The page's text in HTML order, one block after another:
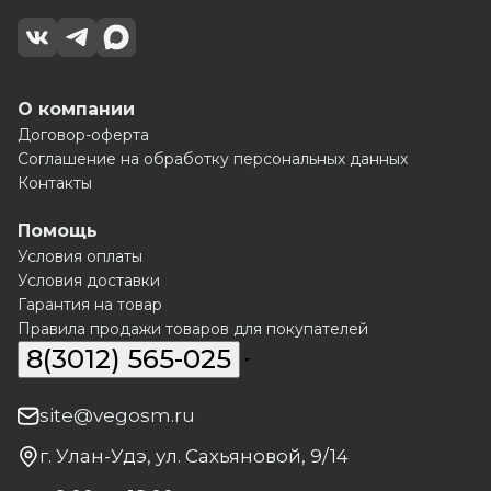
О компании
Договор-оферта
Соглашение на обработку персональных данных
Контакты
Помощь
Условия оплаты
Условия доставки
Гарантия на товар
Правила продажи товаров для покупателей
8(3012) 565-025
site@vegosm.ru
г. Улан-Удэ, ул. Сахьяновой, 9/14